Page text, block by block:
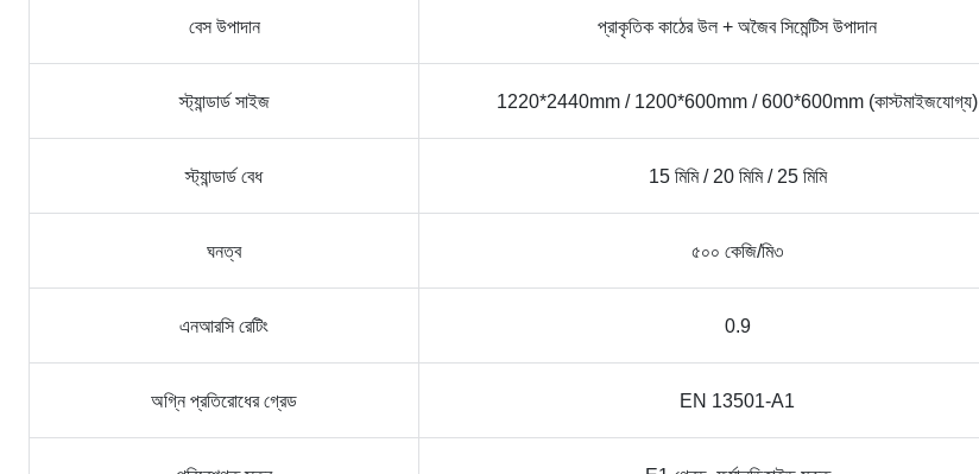
বেস উপাদান প্রাকৃতিক কাঠের উল + অজৈব সিমেন্টিস উপাদান
স্ট্যান্ডার্ড সাইজ 1220*2440mm / 1200*600mm / 600*600mm (কাস্টমাইজযোগ্য)
স্ট্যান্ডার্ড বেধ 15 মিমি / 20 মিমি / 25 মিমি
ঘনত্ব ৫০০ কেজি/মি৩
এনআরসি রেটিং 0.9
অগ্নি প্রতিরোধের গ্রেড EN 13501-A1